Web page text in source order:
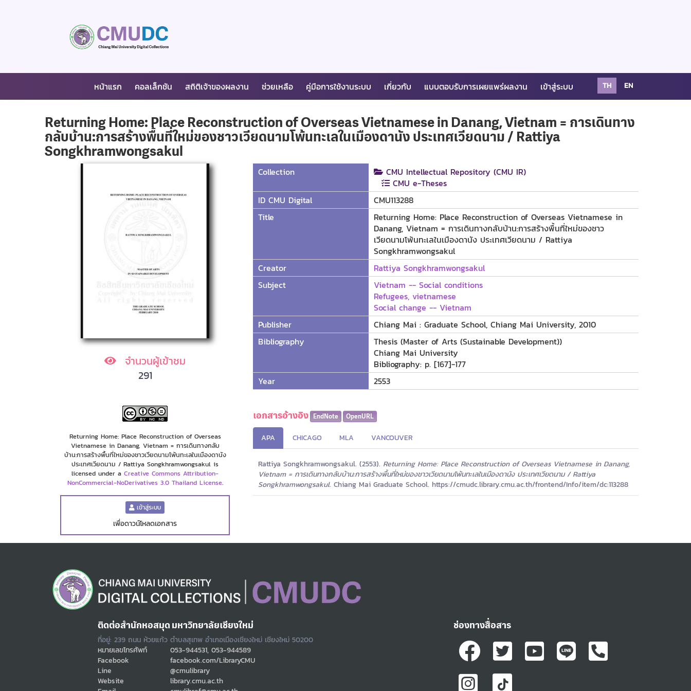
หน้าแรก คอลเล็กชัน สถิติเจ้าของผลงาน ช่วยเหลือ คู่มือการใช้งานระบบ เกี่ยวกับ แบบตอบรับการเผยแพร่ผลงาน เข้าสู่ระบบ TH EN
Returning Home: Place Reconstruction of Overseas Vietnamese in Danang, Vietnam = การเดินทาง
กลับบ้าน:การสร้างพื้นที่ใหม่ของชาวเวียดนามโพ้นทะเลในเมืองดานัง ประเทศเวียดนาม / Rattiya
Songkhramwongsakul
จำนวนผู้เข้าชม
291
Returning Home: Place Reconstruction of Overseas
Vietnamese in Danang, Vietnam = การเดินทางกลับ
บ้าน:การสร้างพื้นที่ใหม่ของชาวเวียดนามโพ้นทะเลในเมืองดานัง
ประเทศเวียดนาม / Rattiya Songkhramwongsakul is
licensed under a Creative Commons Attribution-
NonCommercial-NoDerivatives 3.0 Thailand License.
เข้าสู่ระบบ
เพื่อดาวน์โหลดเอกสาร
Collection
CMU Intellectual Repository (CMU IR)
CMU e-Theses
ID CMU Digital
CMU113288
Title
Returning Home: Place Reconstruction of Overseas Vietnamese in
Danang, Vietnam = การเดินทางกลับบ้าน:การสร้างพื้นที่ใหม่ของชาว
เวียดนามโพ้นทะเลในเมืองดานัง ประเทศเวียดนาม / Rattiya
Songkhramwongsakul
Creator
Rattiya Songkhramwongsakul
Subject
Vietnam -- Social conditions
Refugees, vietnamese
Social change -- Vietnam
Publisher
Chiang Mai : Graduate School, Chiang Mai University, 2010
Bibliography
Thesis (Master of Arts (Sustainable Development))
Chiang Mai University
Bibliography: p. [167]-177
Year
2553
เอกสารอ้างอิง EndNote OpenURL
APA CHICAGO MLA VANCOUVER
Rattiya Songkhramwongsakul. (2553). Returning Home: Place Reconstruction of Overseas Vietnamese in Danang,
Vietnam = การเดินทางกลับบ้าน:การสร้างพื้นที่ใหม่ของชาวเวียดนามโพ้นทะเลในเมืองดานัง ประเทศเวียดนาม / Rattiya
Songkhramwongsakul. Chiang Mai Graduate School. https://cmudc.library.cmu.ac.th/frontend/Info/item/dc:113288
ติดต่อสำนักหอสมุด มหาวิทยาลัยเชียงใหม่
ที่อยู่: 239 ถนน ห้วยแก้ว ตำบลสุเทพ อำเภอเมืองเชียงใหม่ เชียงใหม่ 50200
หมายเลขโทรศัพท์ 053-944531, 053-944589
Facebook
facebook.com/LibraryCMU
Line
@cmulibrary
Website
library.cmu.ac.th
ช่องทางสื่อสาร